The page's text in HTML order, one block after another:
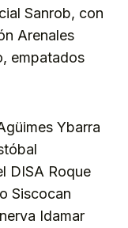
Sanrob, con
Arenales
empatados
Ybarra
DISA Roque
Siscocan
Idamar